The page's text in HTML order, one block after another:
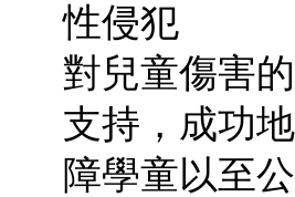
性侵犯
對兒童傷害
支持，成功
障學童以至